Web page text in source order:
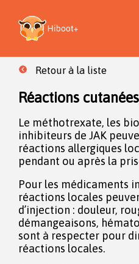
Retour à la liste
Réactions
Le méthotrexate, les
inhibiteurs de JAK
réactions allergiques
pendant ou après la
Pour les médicaments
réactions locales
d’injection : douleur,
démangeaisons,
sont à respecter pour
réactions locales.